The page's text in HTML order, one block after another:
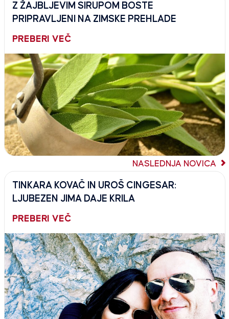
Z ŽAJBLJEVIM SIRUPOM BOSTE
PRIPRAVLJENI NA ZIMSKE PREHLADE
PREBERI VEČ
NASLEDNJA NOVICA
TINKARA KOVAČ IN UROŠ CINGESAR:
LJUBEZEN JIMA DAJE KRILA
PREBERI VEČ